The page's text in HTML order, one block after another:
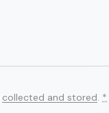
collected and stored. *